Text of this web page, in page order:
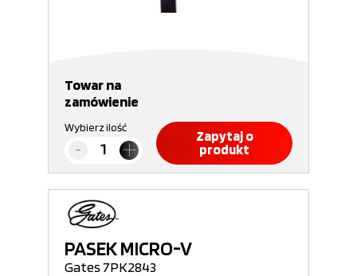
Towar na
zamówienie
Wybierz ilość
Zapytaj o
produkt
PASEK MICRO-V
Gates 7PK2843